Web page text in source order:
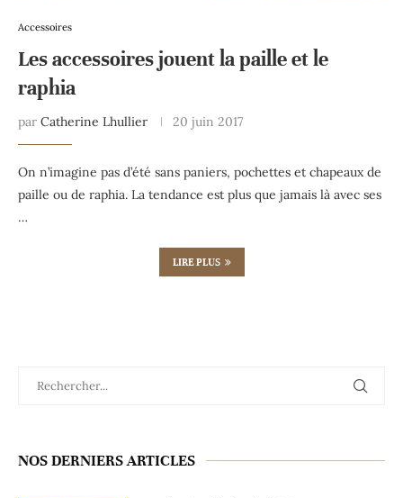
Accessoires
Les accessoires jouent la paille et le
raphia
par Catherine Lhullier 20 juin 2017
On n’imagine pas d’été sans paniers, pochettes et chapeaux de
paille ou de raphia. La tendance est plus que jamais là avec ses
…
LIRE PLUS
NOS DERNIERS ARTICLES